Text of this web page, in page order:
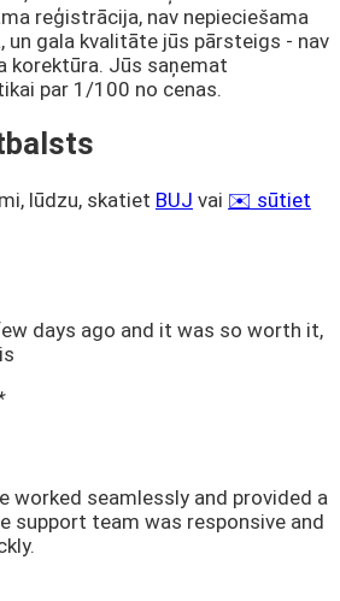
reģistrācija, nav nepieciešama
un gala kvalitāte jūs pārsteigs - nav
korektūra. Jūs saņemat
par 1/100 no cenas.
lūdzu, skatiet BUJ vai ✉️ sūtiet
days ago and it was so worth it,
worked seamlessly and provided a
support team was responsive and